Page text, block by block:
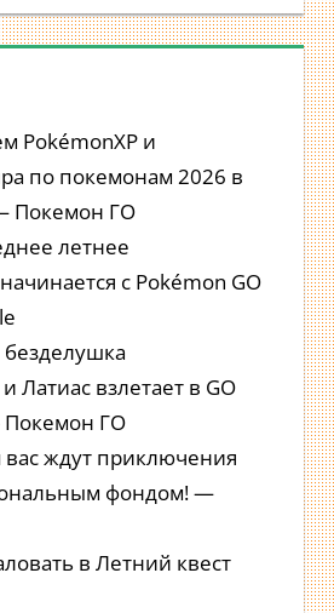
PokémonXP и
по покемонам 2026 в
Покемон ГО
летнее
с Pokémon GO
безделушка
Латиас взлетает в GO
Покемон ГО
ждут приключения
фондом! —
в Летний квест